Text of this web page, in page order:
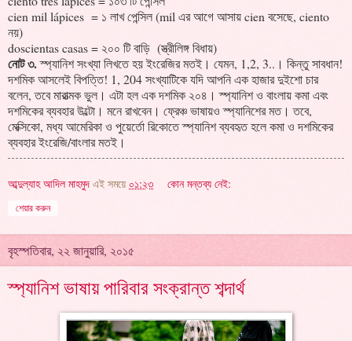
cien mil lápices = ১ লাখ পেন্সিল (mil এর আগে আসায় cien বসেছে, ciento
নয়)
doscientas casas = ২০০ টি বাড়ি (স্ত্রীলিঙ্গ বিধায়)
নোট ৩.স্প্যানিশ সংখ্যা লিখতে হয় ইংরেজির মতই। যেমন, 1,2, 3..। কিন্তু সাবধান!
দশমিক আসলেই বিপত্তি! 1, 204 সংখ্যাটিকে যদি আপনি এক হাজার দুইশো চার
বলেন, তবে মারাত্মক ভুল। এটা হল এক দশমিক ২০৪। স্প্যানিশ ও বাংলায় কমা এবং
দশমিকের ব্যবহার উল্টো। মনে রাখবেন। ফ্রেঞ্চ ভাষায়ও স্প্যানিশের মত। তবে,
মেক্সিকো, মধ্য আমেরিকা ও পুয়ের্তো রিকোতে স্প্যানিশ ব্যবহৃত হলে কমা ও দশমিকের
ব্যবহার ইংরেজি/বাংলার মতই।
আব্দুল্যাহ আদিল মাহমুদ এই সময়ে ০১:২৩ কোন মন্তব্য নেই:
শেয়ার করুন
বৃহস্পতিবার, ২২ জানুয়ারি, ২০১৫
স্প্যানিশ ভাষায় পারিবার সংক্রান্ত শব্দার্থ